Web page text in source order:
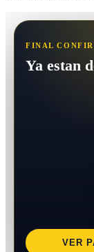
FINAL
Ya estan
VER